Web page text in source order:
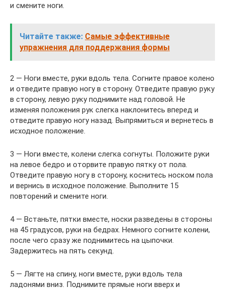
и смените ноги.
Читайте также: Самые эффективные
упражнения для поддержания формы
2 — Ноги вместе, руки вдоль тела. Согните правое колено
и отведите правую ногу в сторону. Отведите правую руку
в сторону, левую руку поднимите над головой. Не
изменяя положения рук слегка наклонитесь вперед и
отведите правую ногу назад. Выпрямиться и вернетесь в
исходное положение.
3 — Ноги вместе, колени слегка согнуты. Положите руки
на левое бедро и оторвите правую пятку от пола.
Отведите правую ногу в сторону, коснитесь носком пола
и вернись в исходное положение. Выполните 15
повторений и смените ноги.
4 — Встаньте, пятки вместе, носки разведены в стороны
на 45 градусов, руки на бедрах. Немного согните колени,
после чего сразу же поднимитесь на цыпочки.
Задержитесь на пять секунд.
5 — Лягте на спину, ноги вместе, руки вдоль тела
ладонями вниз. Поднимите прямые ноги вверх и